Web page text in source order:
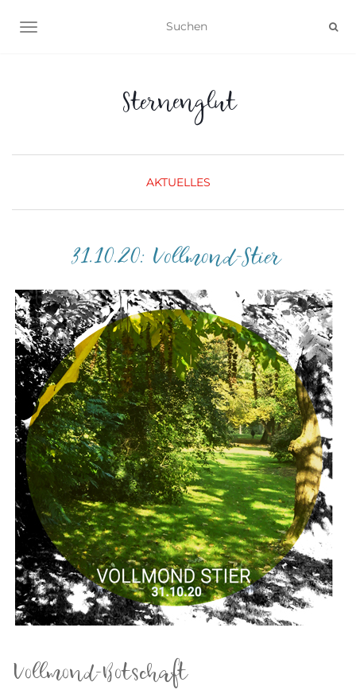
NAVIGATION UMSCHALTEN
Sternenglut
AKTUELLES
31.10.20: Vollmond-Stier
Vollmond-Botschaft